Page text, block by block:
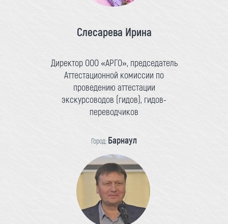
Слесарева Ирина
Директор ООО «АРГО», председатель
Аттестационной комиссии по
проведению аттестации
экскурсоводов (гидов), гидов-
переводчиков
Город: Барнаул